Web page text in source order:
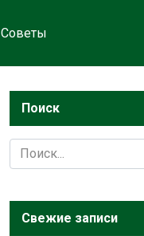
Советы
Поиск
Search
for:
Свежие записи